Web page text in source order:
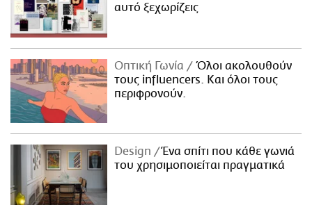
αυτό ξεχωρίζεις
Οπτική Γωνία
Όλοι ακολουθούν
τους influencers. Και όλοι τους
περιφρονούν.
Design
Ένα σπίτι που κάθε γωνιά
του χρησιμοποιείται πραγματικά